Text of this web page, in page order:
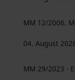
MM 12/2006.
04. August
MM 29/2023 -